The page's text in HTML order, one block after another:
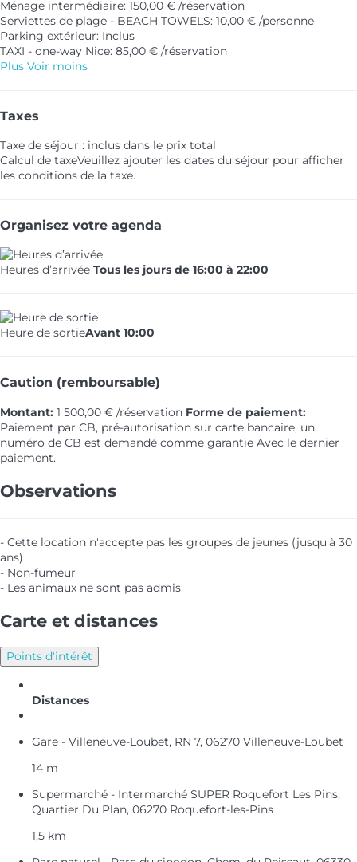
Ménage intermédiaire: 150,00 € /réservation
Serviettes de plage - BEACH TOWELS: 10,00 € /personne
Parking extérieur: Inclus
TAXI - one-way Nice: 85,00 € /réservation
Plus Voir moins
Taxes
Taxe de séjour : inclus dans le prix total
Calcul de taxeVeuillez ajouter les dates du séjour pour afficher
les conditions de la taxe.
Organisez votre agenda
Heures d’arrivée Tous les jours de 16:00 à 22:00
Heure de sortieAvant 10:00
Caution (remboursable)
Montant: 1 500,00 € /réservation Forme de paiement:
Paiement par CB, pré-autorisation sur carte bancaire, un
numéro de CB est demandé comme garantie Avec le dernier
paiement.
Observations
- Cette location n'accepte pas les groupes de jeunes (jusqu'à 30
ans)
- Non-fumeur
- Les animaux ne sont pas admis
Carte et distances
Points d'intérêt
Distances
Gare - Villeneuve-Loubet, RN 7, 06270 Villeneuve-Loubet
14 m
Supermarché - Intermarché SUPER Roquefort Les Pins,
Quartier Du Plan, 06270 Roquefort-les-Pins
1,5 km